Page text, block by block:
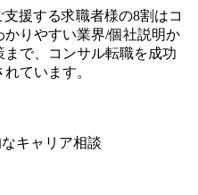
だわらず、アドバイスを素
る方
SU 1day選考会を開催いた
構築」や「物流・調達コ
なテーマに留まらずクラ
グリーントランスフォー
グローバル知見と最新の
社会価値の創造の取り組
ムです。 今回1day選考対
ます。 ・コンサルタント
】 ・コンサルタント(ECM/
際のプロジェクトのケー
複数のセッションを約1か
加いただきます。コンサ
ンサルタントの具体的な
きますので、戦略コンサ
は、この機会にぜひご応
受験いただきます ・8月21
内します ・初回プログラ
イン東京オフィス(六本木)
援する求職者様の8割はコ
りやすい業界/個社説明か
で、コンサル転職を成功
ています。
キャリア相談